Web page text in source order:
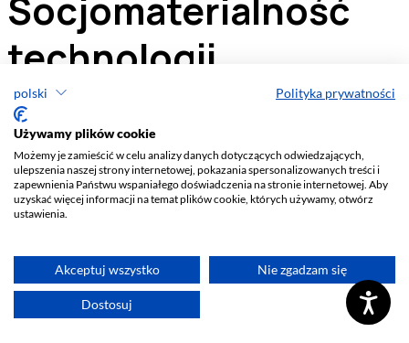
polski Polityka prywatności
Używamy plików cookie
Możemy je zamieścić w celu analizy danych dotyczących odwiedzających,
ulepszenia naszej strony internetowej, pokazania spersonalizowanych treści i
zapewnienia Państwu wspaniałego doświadczenia na stronie internetowej. Aby
uzyskać więcej informacji na temat plików cookie, których używamy, otwórz
ustawienia.
Akceptuj wszystko Nie zgadzam się
Dostosuj